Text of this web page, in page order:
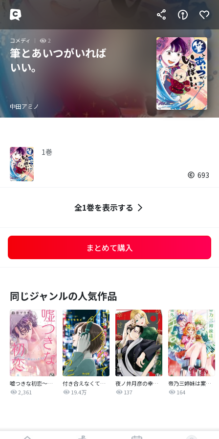
コメディ 2
筆とあいつがいれば
いい。
中田アミノ
1巻
693
全1巻を表示する
まとめて購入
同じジャンルの人気作品
嘘つきな初恋～王子様はドSホスト～
2,361
付き合えなくていいのに
19.4万
夜ノ井月彦の幸せな地獄
137
帝乃三姉妹は案外、チョロい。
164